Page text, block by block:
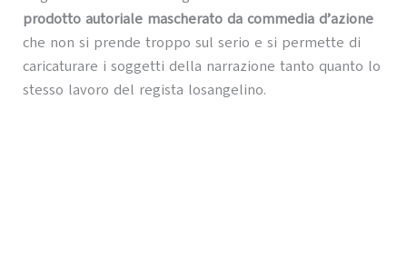
prodotto autoriale mascherato da commedia d’azione
che non si prende troppo sul serio e si permette di
caricaturare i soggetti della narrazione tanto quanto lo
stesso lavoro del regista losangelino.